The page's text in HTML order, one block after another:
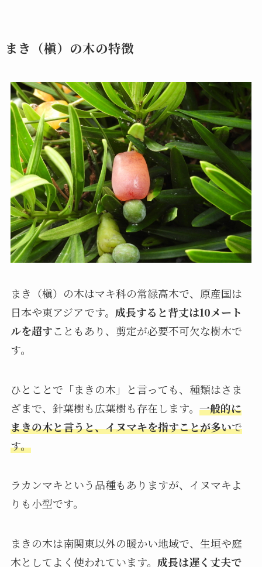
まき（槇）の木の特徴
まき（槇）の木はマキ科の常緑高木で、原産国は
日本や東アジアです。 成長すると背丈は10メート
ルを超すこともあり、剪定が必要不可欠な樹木で
す。
ひとことで「まきの木」と言っても、種類はさま
ざまで、針葉樹も広葉樹も存在します。 一般的に
まきの木と言うと、イヌマキを指すことが多いで
す。
ラカンマキという品種もありますが、イヌマキよ
りも小型です。
まきの木は南関東以外の暖かい地域で、生垣や庭
木としてよく使われています。 成長は遅く丈夫で